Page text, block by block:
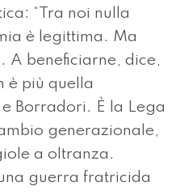
“Tra noi nulla
è legittima. Ma
A beneficiarne, dice,
è più quella
Borradori. È la Lega
generazionale,
a oltranza.
guerra fratricida